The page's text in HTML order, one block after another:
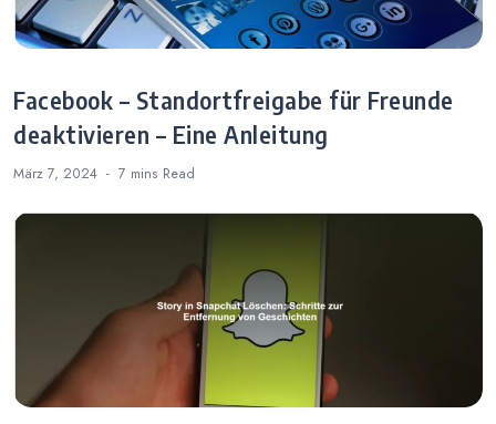
Facebook – Standortfreigabe für Freunde
deaktivieren – Eine Anleitung
März 7, 2024 7 mins Read